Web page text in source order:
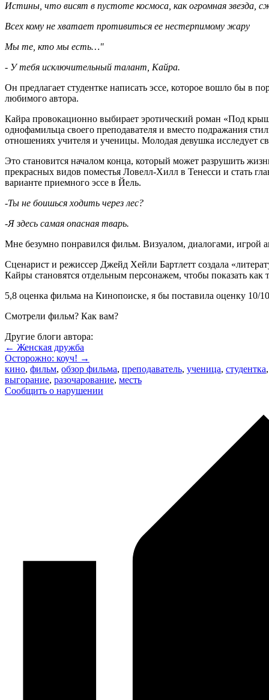
Истины, что висят в пустоте космоса, как огромная звезда,
Всех кому не хватает противиться ее нестерпимому жару
Мы те, кто мы есть…"
- У тебя исключительный талант, Кайра.
Он предлагает студентке написать эссе, которое вошло бы в
любимого автора.
Кайра провокационно выбирает эротический роман «Под
однофамильца своего преподавателя и вместо подражания
отношениях учителя и ученицы. Молодая девушка исследует
Это становится началом конца, который может разрушить
прекрасных видов поместья Ловелл-Хилл в Тенесси и стать
варианте приемного эссе в Йель.
-Ты не боишься ходить через лес?
-Я здесь самая опасная тварь.
Мне безумно понравился фильм. Визуалом, диалогами, игрой
Сценарист и режиссер Джейд Хейли Бартлетт создала
Кайры становятся отдельным персонажем, чтобы показать как
5,8 оценка фильма на Кинопоиске, я бы поставила оценку 10/
Смотрели фильм? Как вам?
Другие блоги автора:
← Женская дружба
Осторожно: коуч! →
кино, фильм, обзор фильма, преподаватель, ученица, студентка
выгорание, разочарование, месть
Сообщить о нарушении